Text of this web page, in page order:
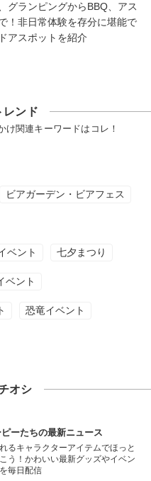
グランピングからBBQ、アス
！非日常体験を存分に堪能で
アスポットを紹介
レンド
け関連キーワードはコレ！
ビアガーデン・ビアフェス
ベント 七夕まつり
ベント
恐竜イベント
オシ
ーたちの最新ニュース
るキャラクターアイテムでほっと
う！かわいい最新グッズやイベン
毎日配信